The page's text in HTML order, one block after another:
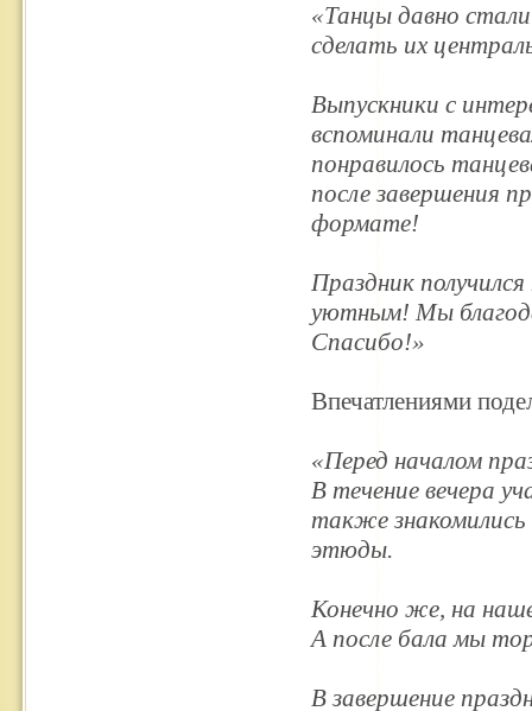
«Танцы давно
сделать их
Выпускники с
вспоминали
понравилось
после завершения
формате!
Праздник
уютным! Мы
Спасибо!»
Впечатлениями
«Перед началом
В течение вечера
также знакомились
этюды.
Конечно же, на
А после бала мы
В завершение